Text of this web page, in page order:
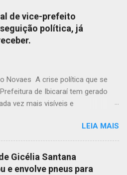
de vice-prefeito
política, já
Novaes A crise política que se
de Ibicaraí tem gerado
vez mais visíveis e
e disputas internas, o vice-prefeito
completa dois meses sem
vencimentos, acendendo um
possíveis atos de perseguição
LEIA MAIS
Gicélia Santana
e envolve pneus para